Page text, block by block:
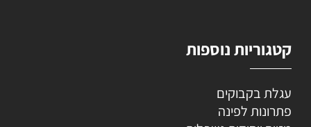
קטגוריות נוספות
עגלת בקבוקים
פתרונות לפינה